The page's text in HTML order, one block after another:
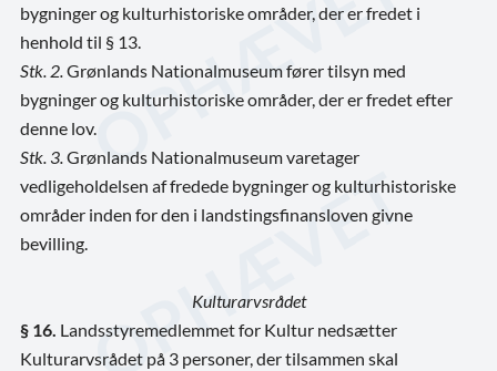
bygninger og kulturhistoriske områder, der er fredet i
henhold til § 13.
Stk. 2. Grønlands Nationalmuseum fører tilsyn med
bygninger og kulturhistoriske områder, der er fredet efter
denne lov.
Stk. 3. Grønlands Nationalmuseum varetager
vedligeholdelsen af fredede bygninger og kulturhistoriske
områder inden for den i landstingsfinansloven givne
bevilling.
Kulturarvsrådet
§ 16. Landsstyremedlemmet for Kultur nedsætter
Kulturarvsrådet på 3 personer, der tilsammen skal